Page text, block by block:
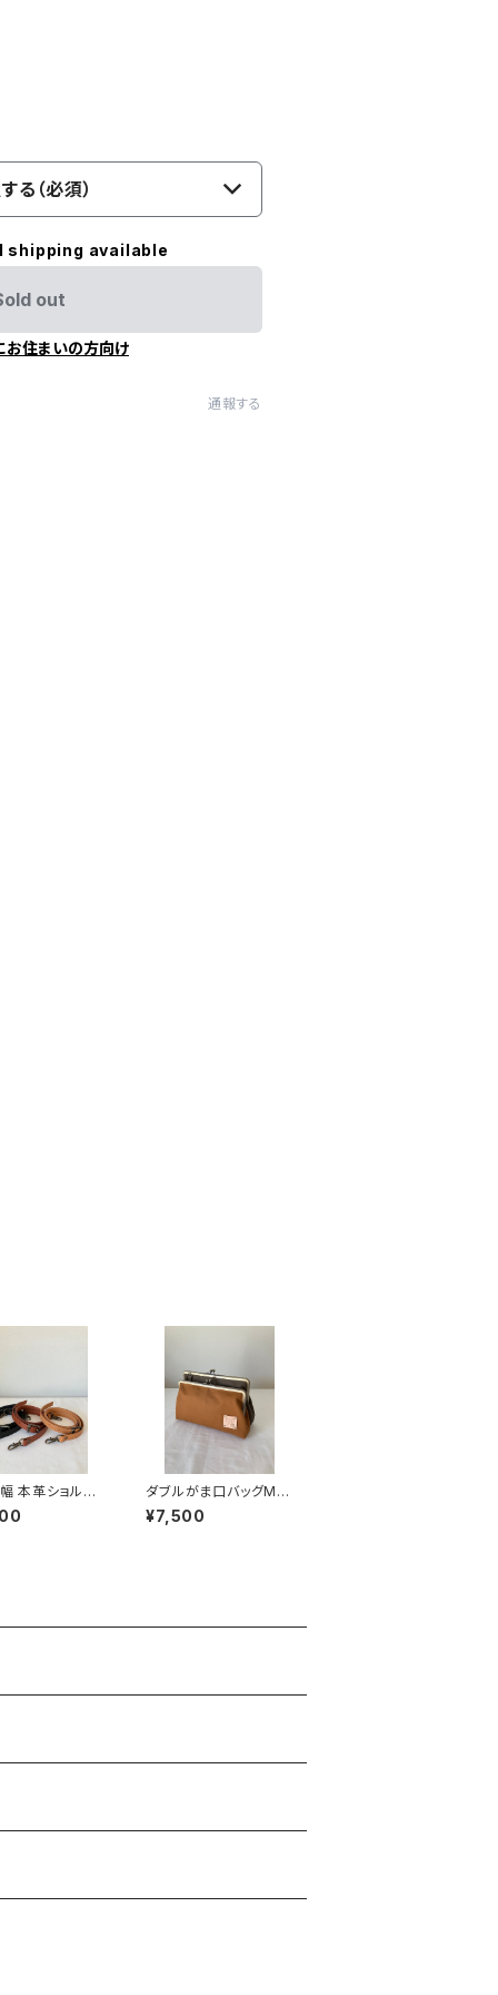
る（必須）
shipping available
out
お住まいの方向け
通報する
本革ショルダ
ダブルがま口バッグMサ
イズ(キャメル×カーキ
ー) 持ち手別売り
¥7,500